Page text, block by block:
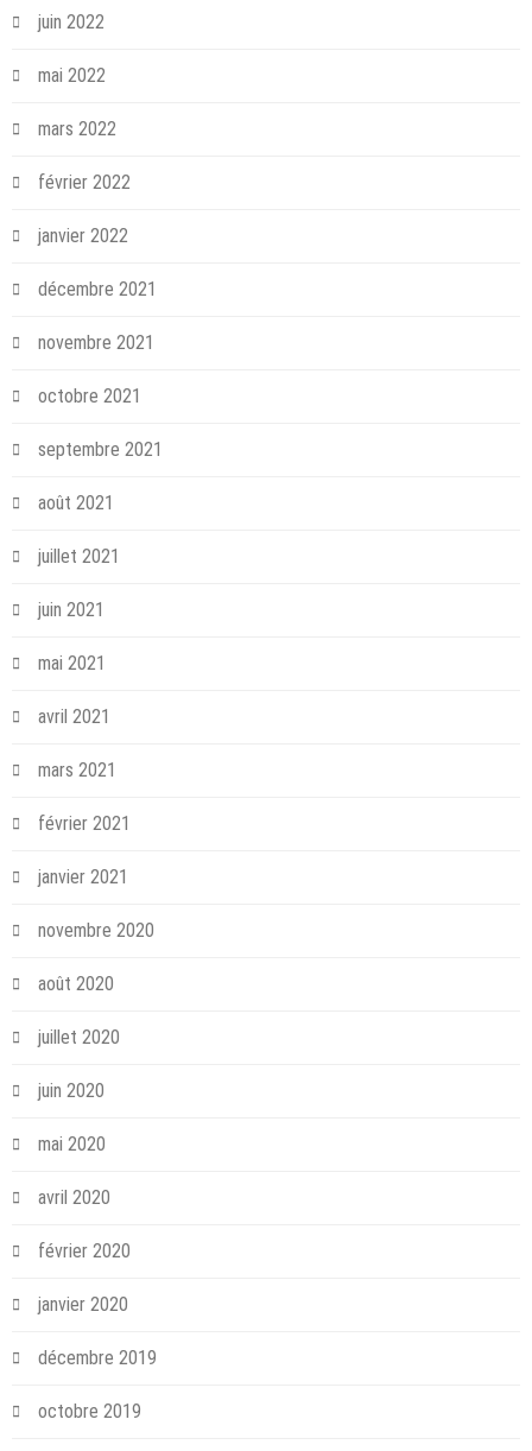
juin 2022
mai 2022
mars 2022
février 2022
janvier 2022
décembre 2021
novembre 2021
octobre 2021
septembre 2021
août 2021
juillet 2021
juin 2021
mai 2021
avril 2021
mars 2021
février 2021
janvier 2021
novembre 2020
août 2020
juillet 2020
juin 2020
mai 2020
avril 2020
février 2020
janvier 2020
décembre 2019
octobre 2019